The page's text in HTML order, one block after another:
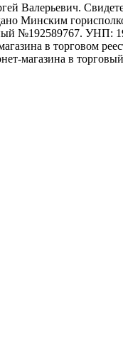
Валерьевич.
Минским
№192589767. УНП:
в торговом
магазина в